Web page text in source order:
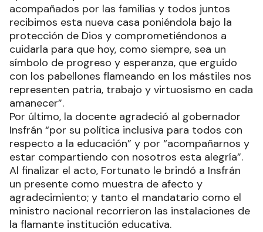
acompañados por las familias y todos juntos
recibimos esta nueva casa poniéndola bajo la
protección de Dios y comprometiéndonos a
cuidarla para que hoy, como siempre, sea un
símbolo de progreso y esperanza, que erguido
con los pabellones flameando en los mástiles nos
representen patria, trabajo y virtuosismo en cada
amanecer”.
Por último, la docente agradeció al gobernador
Insfrán “por su política inclusiva para todos con
respecto a la educación” y por “acompañarnos y
estar compartiendo con nosotros esta alegría”.
Al finalizar el acto, Fortunato le brindó a Insfrán
un presente como muestra de afecto y
agradecimiento; y tanto el mandatario como el
ministro nacional recorrieron las instalaciones de
la flamante institución educativa.